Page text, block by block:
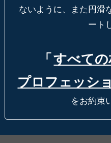
ないように、
また円滑
ート
「 すべて
プロフェッシ
をお約束